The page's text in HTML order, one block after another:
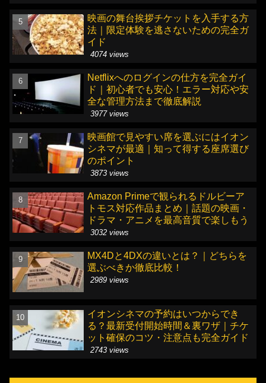
映画の舞台挨拶チケットを入手する方
法｜限定体験を逃さないための完全ガ
イド
4074 views
Netflixへのログインの仕方を完全ガイ
ド｜初心者でも安心！エラー対応や安
全な管理方法まで徹底解説
3977 views
映画館で見やすい席を選ぶにはイオン
シネマが最適｜知って得する座席選び
のポイント
3873 views
Amazon Primeで観られるドルビーア
トモス対応作品まとめ｜話題の映画・
ドラマ・アニメを最高音質で楽しもう
3032 views
MX4Dと4DXの違いとは？｜どちらを
選ぶべきか徹底比較！
2989 views
イオンシネマの予約はいつからでき
る？最新受付開始時間＆裏ワザ｜チケ
ット確保のコツ・注意点も完全ガイド
2743 views